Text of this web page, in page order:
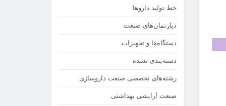
خط تولید داروها
دپارتمان‌های صنعت
دستگاه‌ها و تجهیزات
دسته‌بندی نشده
رشته‌های تخصصی صنعت داروسازی
صنعت آرایشی بهداشتی